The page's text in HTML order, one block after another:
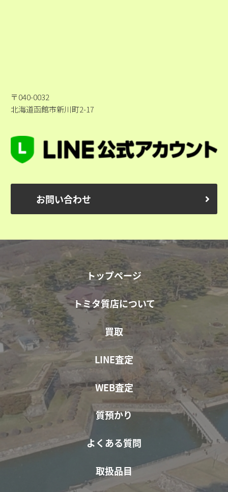
〒040-0032
北海道函館市新川町2-17
お問い合わせ
トップページ
トミタ質店について
買取
LINE査定
WEB査定
質預かり
よくある質問
取扱品目